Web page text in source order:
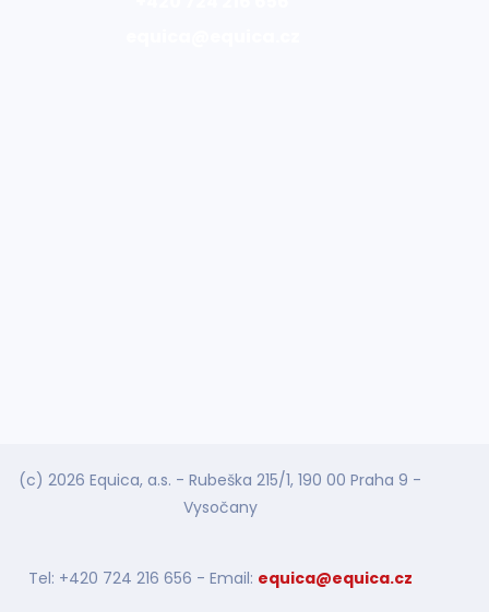
(c) 2026 Equica, a.s. - Rubeška 215/1, 190 00 Praha 9 -
Vysočany
Tel: +420 724 216 656 - Email: equica@equica.cz